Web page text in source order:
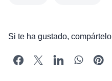
Si te ha gustado, compártelo